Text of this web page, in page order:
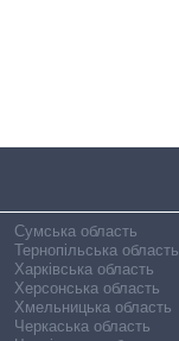
Сумська область
Тернопільська область
Харківська область
Херсонська область
Хмельницька область
Черкаська область